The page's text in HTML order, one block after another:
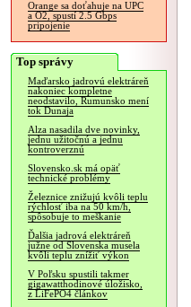
Orange sa doťahuje na UPC
a O2, spustí 2.5 Gbps
pripojenie
Top správy
Maďarsko jadrovú elektráreň
nakoniec kompletne
neodstavilo, Rumunsko mení
tok Dunaja
Alza nasadila dve novinky,
jednu užitočnú a jednu
kontroverznú
Slovensko.sk má opäť
technické problémy
Železnice znižujú kvôli teplu
rýchlosť iba na 50 km/h,
spôsobuje to meškanie
Ďalšia jadrová elektráreň
južne od Slovenska musela
kvôli teplu znížiť výkon
V Poľsku spustili takmer
gigawatthodinové úložisko,
z LiFePO4 článkov